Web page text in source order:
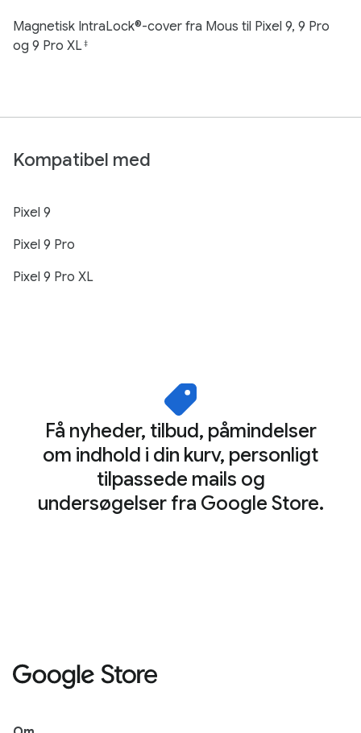
Magnetisk IntraLock®-cover fra Mous til Pixel 9, 9 Pro
og 9 Pro XL‡
Kompatibel med
Pixel 9
Pixel 9 Pro
Pixel 9 Pro XL
Få nyheder, tilbud, påmindelser
om indhold i din kurv, personligt
tilpassede mails og
undersøgelser fra Google Store.